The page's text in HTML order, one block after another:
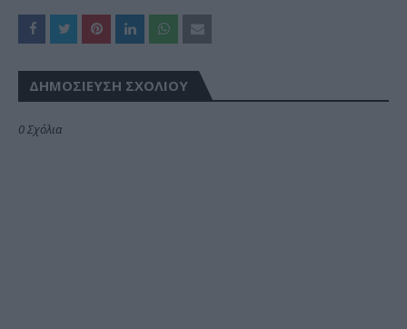
ΔΗΜΟΣΊΕΥΣΗ ΣΧΟΛΊΟΥ
0 Σχόλια